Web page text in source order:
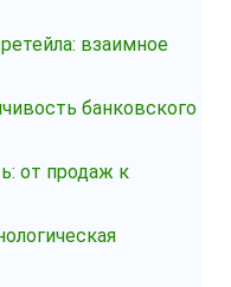
взаимное
банковского
от продаж к